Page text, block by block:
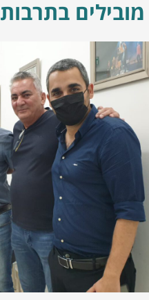
מובילים בתרבות